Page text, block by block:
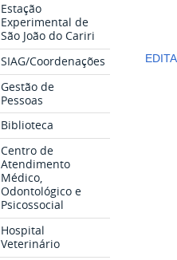
Estação
Experimental de
São João do Cariri
SIAG/Coordenações
Gestão de
Pessoas
Biblioteca
Centro de
Atendimento
Médico,
Odontológico e
Psicossocial
Hospital
Veterinário